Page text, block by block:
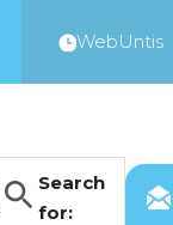
WebUntis
Search
for: